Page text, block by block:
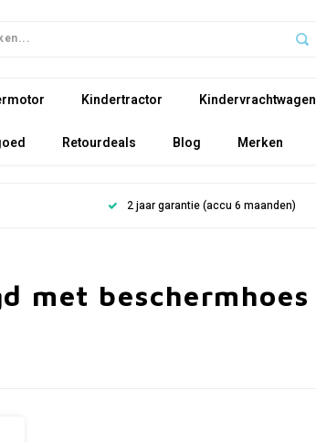
Kindertractor Kindervrachtwagen
Retourdeals Blog Merken
2 jaar garantie (accu 6 maanden)
met beschermhoes